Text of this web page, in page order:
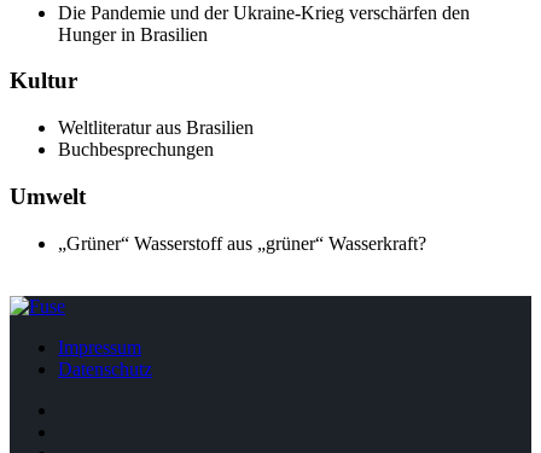
Die Pandemie und der Ukraine-Krieg verschärfen den
Hunger in Brasilien
Kultur
Weltliteratur aus Brasilien
Buchbesprechungen
Umwelt
„Grüner“ Wasserstoff aus „grüner“ Wasserkraft?
Impressum
Datenschutz